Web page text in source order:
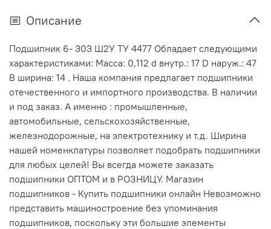
Описание
Подшипник 6- 303 Ш2У ТУ 4477 Обладает следующими
характеристиками: Масса: 0,112 d внутр.: 17 D наруж.: 47
В ширина: 14 . Наша компания предлагает подшипники
отечественного и импортного производства. В наличии
и под заказ. А именно : промышленные,
автомобильные, сельскохозяйственные,
железнодорожные, на электротехнику и т.д. Ширина
нашей номенклатуры позволяет подобрать подшипники
для любых целей! Вы всегда можете заказать
подшипники ОПТОМ и в РОЗНИЦУ. Магазин
подшипников - Купить подшипники онлайн Невозможно
представить машиностроение без упоминания
подшипников, поскольку эти большие элементы